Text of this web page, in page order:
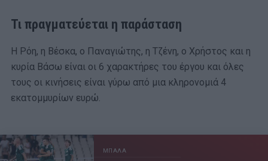
Τι πραγματεύεται η παράσταση
Η Ρόη, η Βέσκα, ο Παναγιώτης, η Τζένη, ο Χρήστος και η
κυρία Βάσω είναι οι 6 χαρακτήρες του έργου και όλες
τους οι κινήσεις είναι γύρω από μια κληρονομιά 4
εκατομμυρίων ευρώ.
ΜΠΑΛΑ